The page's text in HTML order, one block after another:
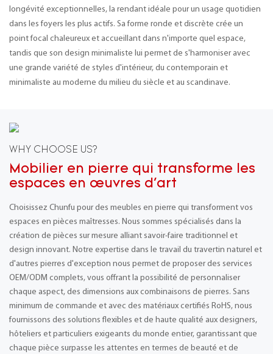
longévité exceptionnelles, la rendant idéale pour un usage quotidien
dans les foyers les plus actifs. Sa forme ronde et discrète crée un
point focal chaleureux et accueillant dans n'importe quel espace,
tandis que son design minimaliste lui permet de s'harmoniser avec
une grande variété de styles d'intérieur, du contemporain et
minimaliste au moderne du milieu du siècle et au scandinave.
WHY CHOOSE US?
Mobilier en pierre qui transforme les
espaces en œuvres d'art
Choisissez Chunfu pour des meubles en pierre qui transforment vos
espaces en pièces maîtresses. Nous sommes spécialisés dans la
création de pièces sur mesure alliant savoir-faire traditionnel et
design innovant. Notre expertise dans le travail du travertin naturel et
d'autres pierres d'exception nous permet de proposer des services
OEM/ODM complets, vous offrant la possibilité de personnaliser
chaque aspect, des dimensions aux combinaisons de pierres. Sans
minimum de commande et avec des matériaux certifiés RoHS, nous
fournissons des solutions flexibles et de haute qualité aux designers,
hôteliers et particuliers exigeants du monde entier, garantissant que
chaque pièce surpasse les attentes en termes de beauté et de